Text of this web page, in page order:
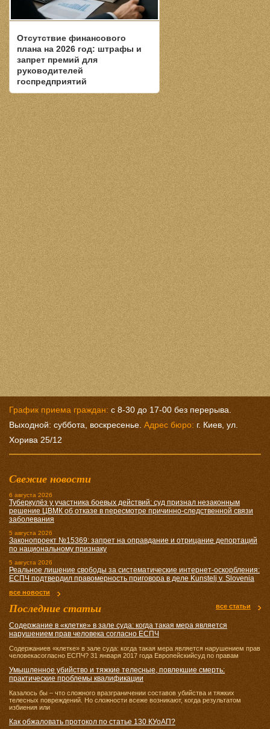
Отсутствие финансового
плана на 2026 год: штрафы и
запрет премий для
руководителей
госпредприятий
График приема граждан: с 8-30 до 17-00 без перерыва.
Выходной: суббота, воскресенье. Адрес бюро: г. Киев, ул.
Хорива 25/12
Свежие новости
6 августа 2026
Туберкулёз у участника боевых действий: суд признал незаконным
решение ЦВМК об отказе в пересмотре причинно-следственной связи
заболевания
5 августа 2026
Законопроект №15369: запрет на оправдание и отрицание депортаций
по национальному признаку
5 августа 2026
Реальное лишение свободы за систематические интернет-оскорбления:
ЕСПЧ подтвердил правомерность приговора в деле Kunstelj v. Slovenia
все новости
Последние статьи все статьи
Содержание в «клетке» в зале суда: когда такая мера является
нарушением прав человека согласно ЕСПЧ
Содержаниев «клетке» в зале суда: когда такая мера является нарушением прав
человекасогласно ЕСПЧ? 31 января 2017 года Европейскийсуд по правам
Умышленное убийство и тяжкие телесные, повлекшие смерть:
практические проблемы квалификации
Казалось бы – что сложного вразграничении составов убийства и тяжких
телесных повреждений. Но сложности всеже возникают, когда результатом
избиения или
Как обжаловать протокол по статье 130 КУоАП?